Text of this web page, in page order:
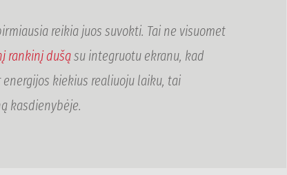
reikia juos suvokti. Tai ne visuomet
rankinį dušąsu integruotu ekranu, kad
kiekius realiuoju laiku, tai
kasdienybėje.